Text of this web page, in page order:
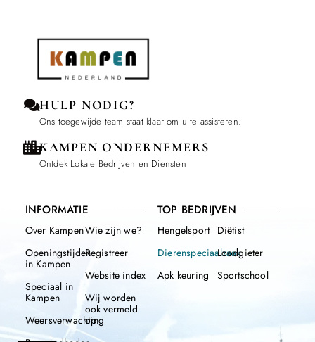
HULP NODIG?
Ons toegewijde team staat klaar om u te assisteren.
KAMPEN ONDERNEMERS
Ontdek Lokale Bedrijven en Diensten
INFORMATIE
Over Kampen
Openingstijden
in Kampen
Speciaal in
Kampen
Weersverwachting
Wie zijn we?
Registreer
Website index
Wij worden
ook vermeld
op
TOP BEDRIJVEN
Hengelsport
Dierenspeciaalzaak
Apk keuring
Diëtist
Loodgieter
Sportschool